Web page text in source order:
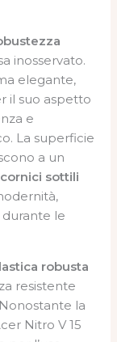
inosservato.
elegante,
il suo aspetto
e
La superficie
a un
cornici sottili
durante le
robusta
resistente
la
Nitro V 15